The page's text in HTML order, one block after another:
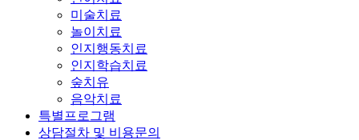
미술치료
놀이치료
인지행동치료
인지학습치료
숲치유
음악치료
특별프로그램
상담절차 및 비용문의